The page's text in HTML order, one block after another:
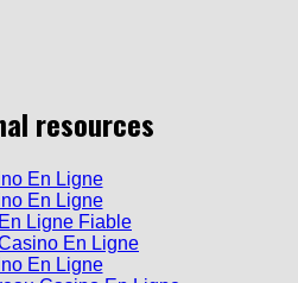
resources
En Ligne
En Ligne
Ligne Fiable
En Ligne
En Ligne